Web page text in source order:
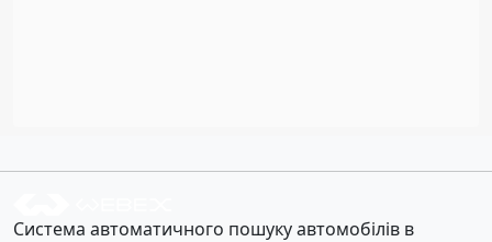
Система автоматичного пошуку автомобілів в